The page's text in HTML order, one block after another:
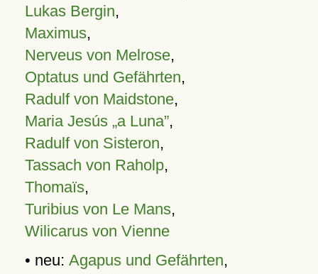
Lukas Bergin,
Maximus,
Nerveus von Melrose,
Optatus und Gefährten,
Radulf von Maidstone,
Maria Jesús „a Luna”,
Radulf von Sisteron,
Tassach von Raholp,
Thomaïs,
Turibius von Le Mans,
Wilicarus von Vienne
• neu: Agapus und Gefährten,